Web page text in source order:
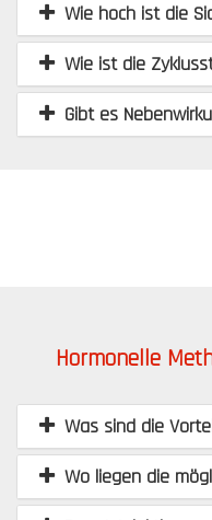
Wie hoch ist die
Wie ist die
Gibt es
Hormonelle
Was sind die
Wo liegen die